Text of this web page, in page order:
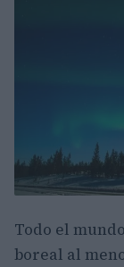
Todo el
boreal al